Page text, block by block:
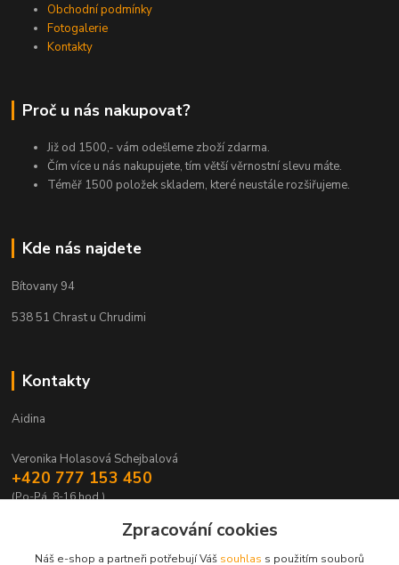
Obchodní podmínky
Fotogalerie
Kontakty
Proč u nás nakupovat?
Již od 1500,- vám odešleme zboží zdarma.
Čím více u nás nakupujete, tím větší věrnostní slevu máte.
Téměř 1500 položek skladem, které neustále rozšiřujeme.
Kde nás najdete
Bítovany 94
538 51 Chrast u Chrudimi
Kontakty
Aidina
Veronika Holasová Schejbalová
+420 777 153 450
(Po-Pá, 8-16 hod.)
eshop@aidina.czZpracování cookies
Náš e-shop a partneři potřebují Váš souhlas s použitím souborů